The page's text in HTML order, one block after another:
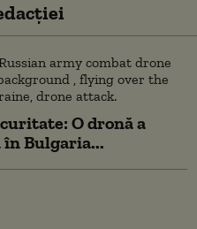
O dronă a
Bulgaria...